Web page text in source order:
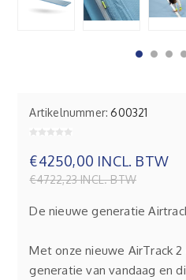
Artikelnummer: 600321
€4250,00 INCL. BTW
€4722,23 INCL. BTW
De nieuwe generatie
Met onze nieuwe AirTrack
generatie van vandaag en